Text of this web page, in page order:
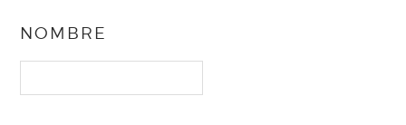
NOMBRE